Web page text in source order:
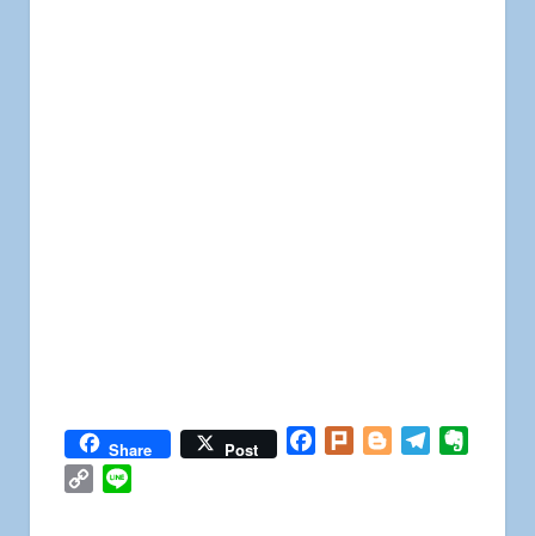
Share Post Facebook
Plurk BloggerTelegram
Copy